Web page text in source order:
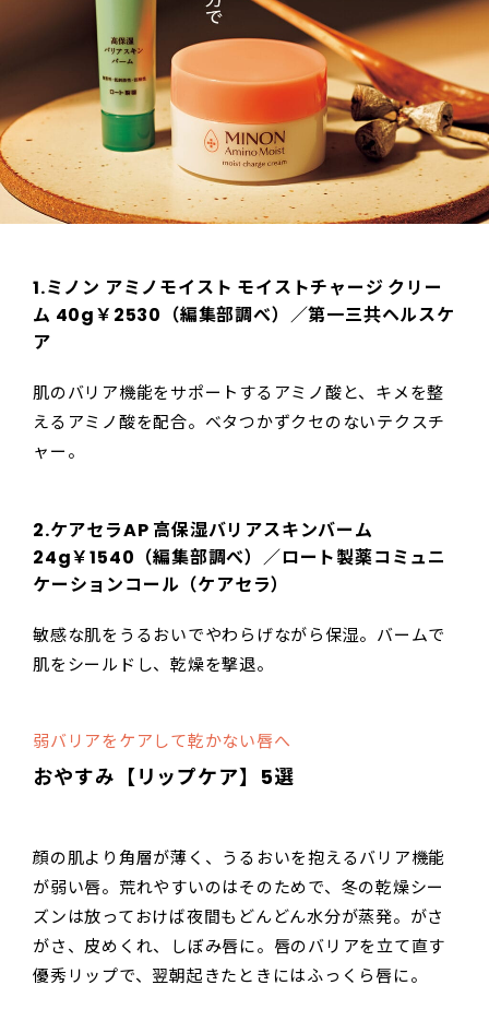
1.ミノン アミノモイスト モイストチャージ クリー
ム 40g￥2530（編集部調べ）／第一三共ヘルスケ
ア
肌のバリア機能をサポートするアミノ酸と、キメを整
えるアミノ酸を配合。ベタつかずクセのないテクスチ
ャー。
2.ケアセラAP 高保湿バリアスキンバーム
24g￥1540（編集部調べ）／ロート製薬コミュニ
ケーションコール（ケアセラ）
敏感な肌をうるおいでやわらげながら保湿。バームで
肌をシールドし、乾燥を撃退。
弱バリアをケアして乾かない唇へ
おやすみ【リップケア】5選
顔の肌より角層が薄く、うるおいを抱えるバリア機能
が弱い唇。荒れやすいのはそのためで、冬の乾燥シー
ズンは放っておけば夜間もどんどん水分が蒸発。がさ
がさ、皮めくれ、しぼみ唇に。唇のバリアを立て直す
優秀リップで、翌朝起きたときにはふっくら唇に。